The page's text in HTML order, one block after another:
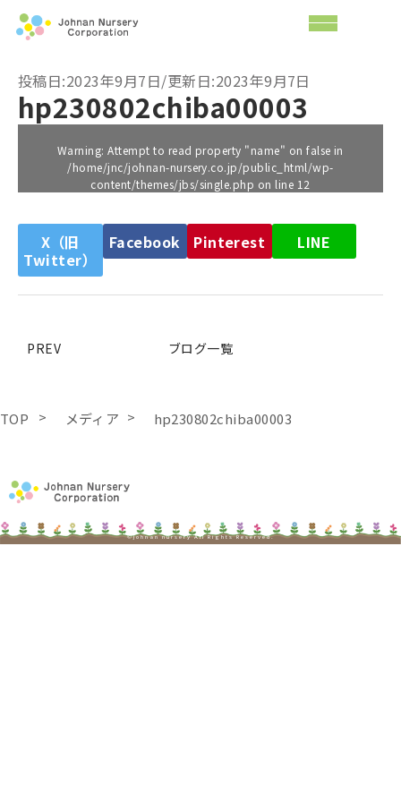
投稿日:2023年9月7日/更新日:2023年9月7日
hp230802chiba00003
Warning: Attempt to read property "name" on false in
/home/jnc/johnan-nursery.co.jp/public_html/wp-
content/themes/jbs/single.php on line 12
X（旧
Twitter）
Facebook Pinterest LINE
PREV ブログ一覧
TOP メディア hp230802chiba00003
©johnan nursery All Rights Reserved.